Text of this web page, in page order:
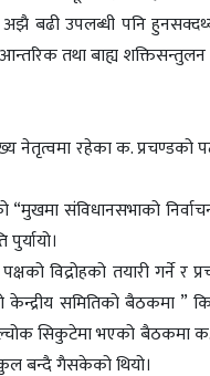
बढी उपलब्धी पनि
तथा बाह्य शक्तिसन्तुलन
मुख्य नेतृत्वमा रहेका क.
संविधानसभाको
विद्रोहको तयारी गर्ने र
समितिको बैठकमा ”
सिकुटेमा भएको बैठकमा
बन्दै गैसकेको थियो।